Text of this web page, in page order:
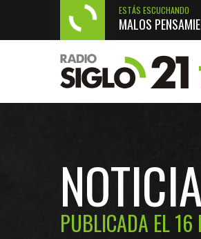
ESTÁS ESCUCHANDO
MALOS
PUBLICADA EL